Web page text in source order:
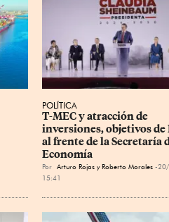
POLÍTICA
T-MEC y atracción de
inversiones, objetivos de
al frente de la Secretaría
Economía
Por Arturo Rojas yRoberto Morales
15:41